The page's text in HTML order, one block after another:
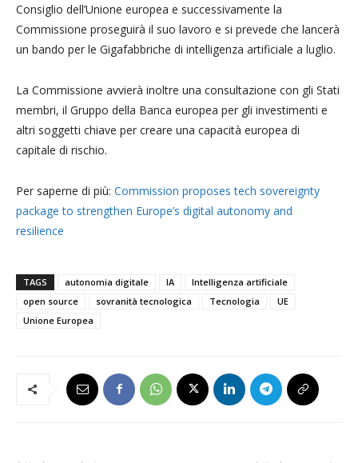
Consiglio dell’Unione europea e successivamente la
Commissione proseguirà il suo lavoro e si prevede che lancerà
un bando per le Gigafabbriche di intelligenza artificiale a luglio.
La Commissione avvierà inoltre una consultazione con gli Stati
membri, il Gruppo della Banca europea per gli investimenti e
altri soggetti chiave per creare una capacità europea di
capitale di rischio.
Per saperne di più: Commission proposes tech sovereignty
package to strengthen Europe’s digital autonomy and
resilience
TAGS autonomia digitale IA
Intelligenza artificiale
open source
sovranità tecnologica Tecnologia
UE
Unione Europea